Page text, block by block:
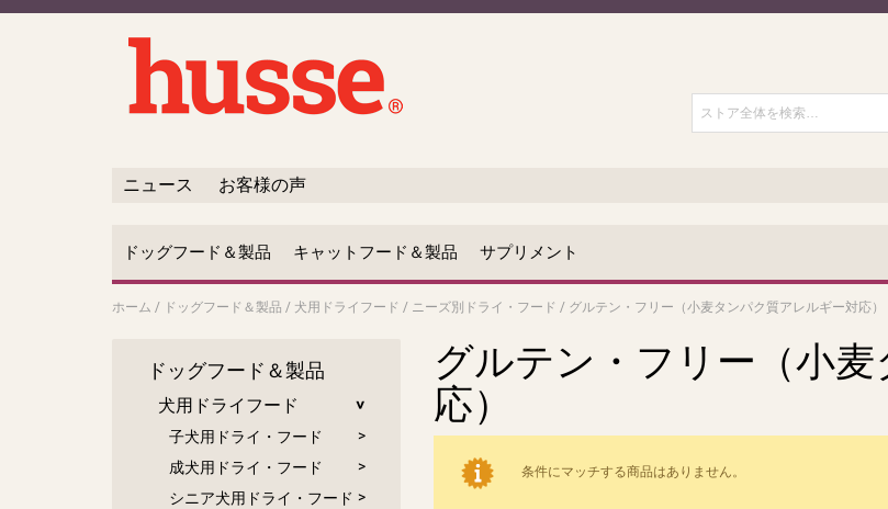
ニュース お客様の声
ドッグフード＆製品 キャットフード＆製品 サプリメント
ホーム / ドッグフード＆製品 / 犬用ドライフード / ニーズ別ドライ・フード / グルテン・フリー（小麦タンパク質アレルギー対応）
グルテン・フリー（小
応）
条件にマッチする商品はありません。
ドッグフード＆製品
犬用ドライフード
子犬用ドライ・フード
成犬用ドライ・フード
シニア犬用ドライ・フード